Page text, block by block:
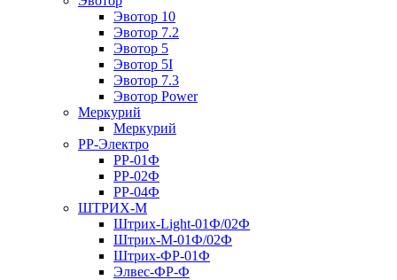
Эвотор 10
Эвотор 7.2
Эвотор 5
Эвотор 5I
Эвотор 7.3
Эвотор Power
Меркурий
Меркурий
РР-Электро
РР-01Ф
РР-02Ф
РР-04Ф
ШТРИХ-М
Штрих-Light-01Ф/02Ф
Штрих-М-01Ф/02Ф
Штрих-ФР-01Ф
Элвес-ФР-Ф